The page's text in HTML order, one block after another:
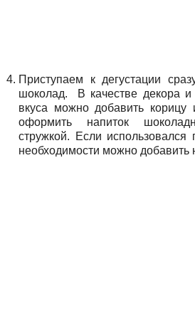
Приступаем к дегустации
шоколад. В качестве декора и
вкуса можно добавить корицу
оформить напиток
стружкой. Если использовался
необходимости можно добавить